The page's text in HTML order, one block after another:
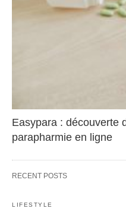
Easypara : découverte
parapharmie en ligne
RECENT POSTS
LIFESTYLE